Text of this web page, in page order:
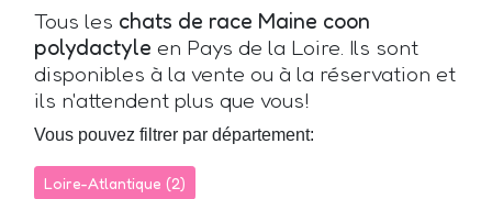
Tous les chats de race Maine coon
polydactyle en Pays de la Loire. Ils sont
disponibles à la vente ou à la réservation et
ils n'attendent plus que vous!
Vous pouvez filtrer par département:
Loire-Atlantique (2)